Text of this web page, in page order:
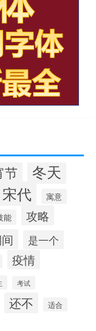
节 冬天
宋代 寓意
能 攻略
是一个
疫情
考试
还不 适合